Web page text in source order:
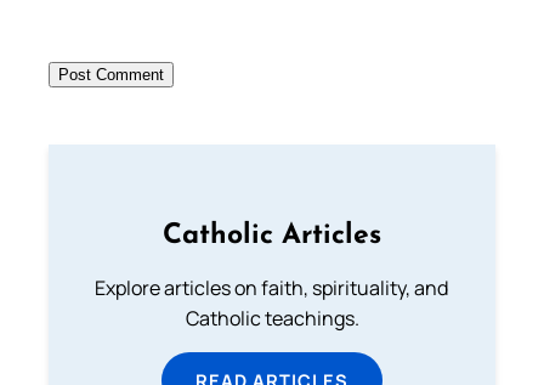
Catholic Articles
Explore articles on faith, spirituality, and
Catholic teachings.